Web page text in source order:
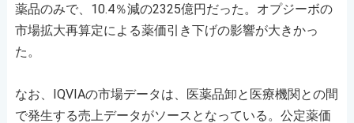
薬品のみで、10.4％減の2325億円だった。オプジーボの
市場拡大再算定による薬価引き下げの影響が大きかっ
た。
なお、IQVIAの市場データは、医薬品卸と医療機関との間
で発生する売上データがソースとなっている。公定薬価